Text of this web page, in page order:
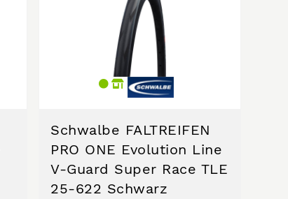
Schwalbe FALTREIFEN
PRO ONE Evolution Line
V-Guard Super Race TLE
25-622 Schwarz